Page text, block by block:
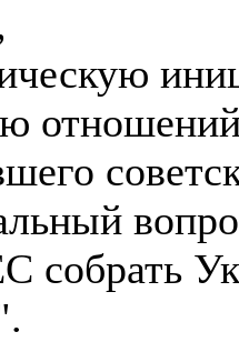
собрать